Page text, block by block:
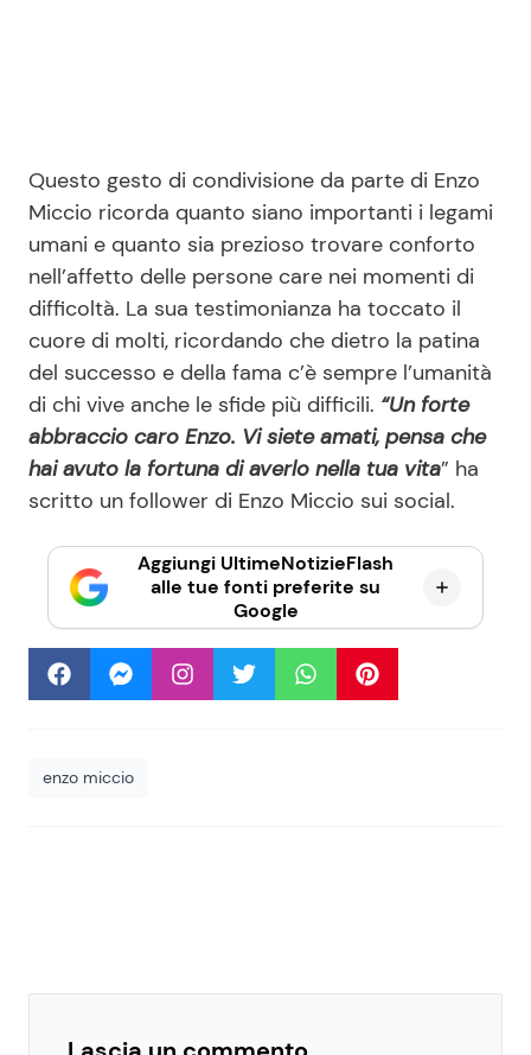
Questo gesto di condivisione da parte di Enzo
Miccio ricorda quanto siano importanti i legami
umani e quanto sia prezioso trovare conforto
nell’affetto delle persone care nei momenti di
difficoltà. La sua testimonianza ha toccato il
cuore di molti, ricordando che dietro la patina
del successo e della fama c’è sempre l’umanità
di chi vive anche le sfide più difficili. “Un forte
abbraccio caro Enzo. Vi siete amati, pensa che
hai avuto la fortuna di averlo nella tua vita” ha
scritto un follower di Enzo Miccio sui social.
Aggiungi UltimeNotizieFlash
alle tue fonti preferite su
Google
enzo miccio